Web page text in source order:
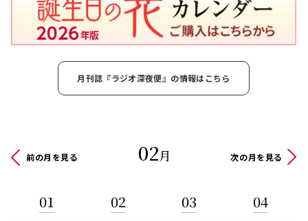
月刊誌『ラジオ深夜便』の情報はこちら
前の月を見る 02月 次の月を見る
01 02 03 04